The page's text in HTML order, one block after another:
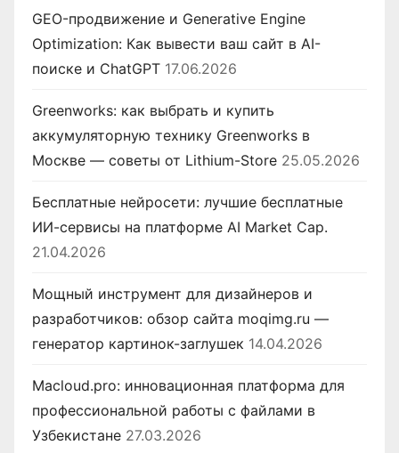
GEO-продвижение и Generative Engine
Optimization: Как вывести ваш сайт в AI-
поиске и ChatGPT 17.06.2026
Greenworks: как выбрать и купить
аккумуляторную технику Greenworks в
Москве — советы от Lithium-Store 25.05.2026
Бесплатные нейросети: лучшие бесплатные
ИИ-сервисы на платформе AI Market Cap.
21.04.2026
Мощный инструмент для дизайнеров и
разработчиков: обзор сайта moqimg.ru —
генератор картинок-заглушек 14.04.2026
Macloud.pro: инновационная платформа для
профессиональной работы с файлами в
Узбекистане 27.03.2026